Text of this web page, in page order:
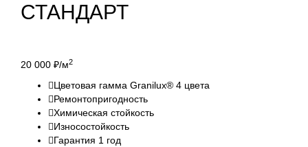
СТАНДАРТ
20 000 ₽/м2
Цветовая гамма Granilux® 4 цвета
Ремонтопригодность
Химическая стойкость
Износостойкость
Гарантия 1 год